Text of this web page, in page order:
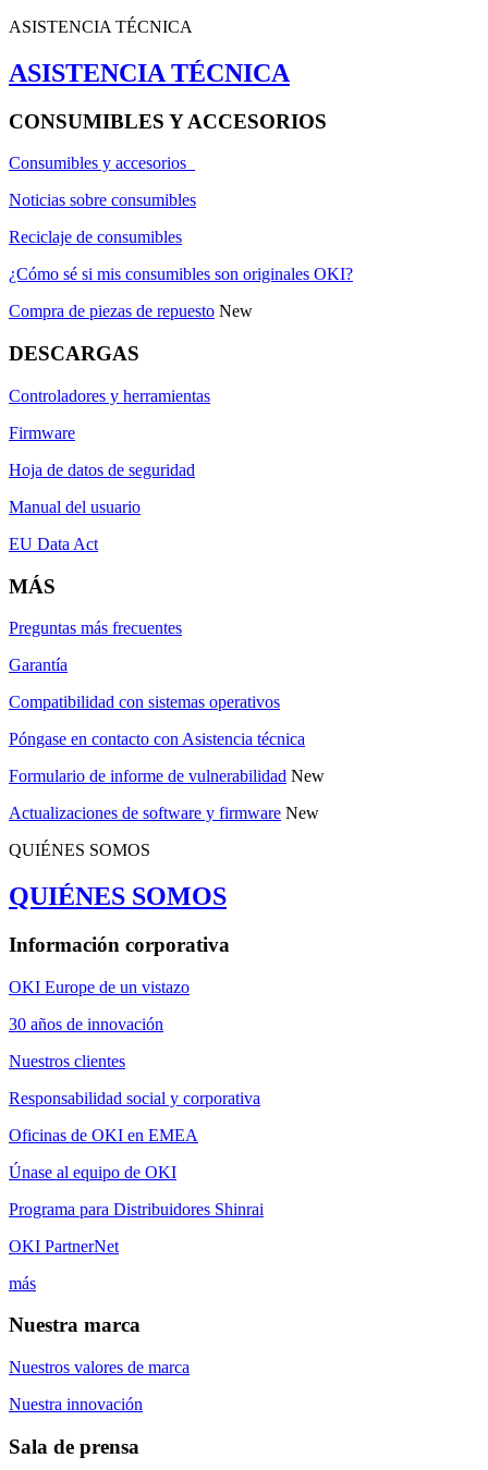
ASISTENCIA TÉCNICA
ASISTENCIA TÉCNICA
CONSUMIBLES Y ACCESORIOS
Consumibles y accesorios
Noticias sobre consumibles
Reciclaje de consumibles
¿Cómo sé si mis consumibles son originales OKI?
Compra de piezas de repuesto New
DESCARGAS
Controladores y herramientas
Firmware
Hoja de datos de seguridad
Manual del usuario
EU Data Act
MÁS
Preguntas más frecuentes
Garantía
Compatibilidad con sistemas operativos
Póngase en contacto con Asistencia técnica
Formulario de informe de vulnerabilidad New
Actualizaciones de software y firmware New
QUIÉNES SOMOS
QUIÉNES SOMOS
Información corporativa
OKI Europe de un vistazo
30 años de innovación
Nuestros clientes
Responsabilidad social y corporativa
Oficinas de OKI en EMEA
Únase al equipo de OKI
Programa para Distribuidores Shinrai
OKI PartnerNet
más
Nuestra marca
Nuestros valores de marca
Nuestra innovación
Sala de prensa